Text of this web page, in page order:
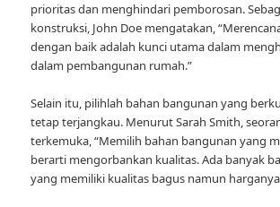
prioritas dan menghindari pemborosan.
konstruksi, John Doe mengatakan,
dengan baik adalah kunci utama dalam
dalam pembangunan rumah.”
Selain itu, pilihlah bahan bangunan yang
tetap terjangkau. Menurut Sarah Smith,
terkemuka, “Memilih bahan bangunan yang
berarti mengorbankan kualitas. Ada banyak
yang memiliki kualitas bagus namun